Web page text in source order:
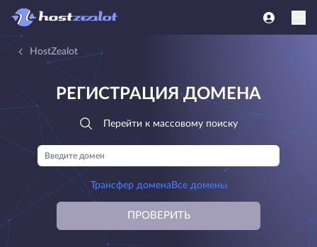
HostZealot
РЕГИСТРАЦИЯ ДОМЕНА
Перейти к массовому поиску
Трансфер домена Все домены
ПРОВЕРИТЬ